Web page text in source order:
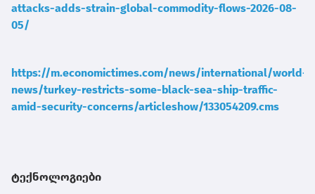
attacks-adds-strain-global-commodity-flows-2026-08-
05/
https://m.economictimes.com/news/international/world-
news/turkey-restricts-some-black-sea-ship-traffic-
amid-security-concerns/articleshow/133054209.cms
ტექნოლოგიები